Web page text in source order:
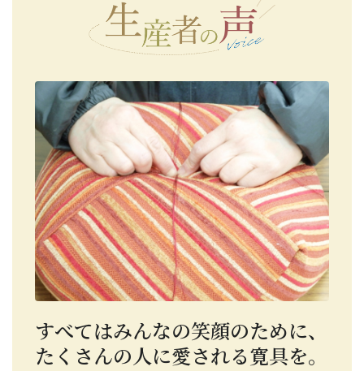
すべてはみんなの笑顔のために、
たくさんの人に愛される寛具を。